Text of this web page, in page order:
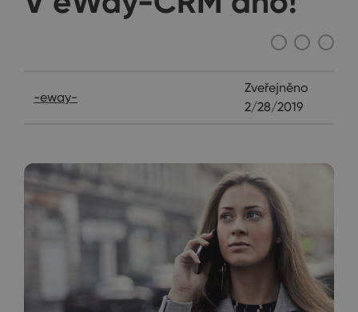
-eway-
Zveřejněno
2/28/2019